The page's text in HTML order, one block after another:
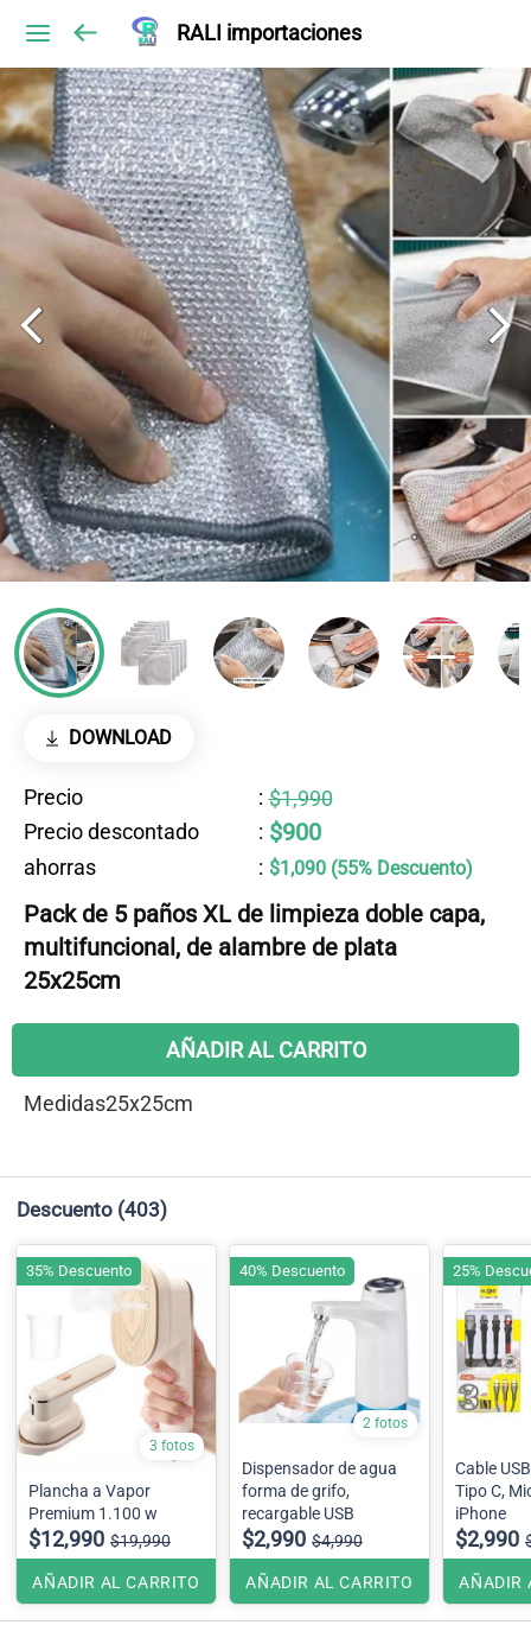
RALI importaciones
DOWNLOAD
Precio : $1,990
Precio descontado
: $900
ahorras : $1,090 (55% Descuento)
Pack de 5 paños XL de limpieza doble capa,
multifuncional, de alambre de plata
25x25cm
AÑADIR AL CARRITO
Medidas25x25cm
Descuento (403)
3 fotos
Plancha a Vapor
Premium 1.100 w
$12,990 $19,990
AÑADIR AL CARRITO
35% Descuento
2 fotos
Dispensador de agua
forma de grifo,
recargable USB
$2,990 $4,990
AÑADIR AL CARRITO
40% Descuento
Cable
Tipo C,
iPhone
$2,990
AÑADIR
25%